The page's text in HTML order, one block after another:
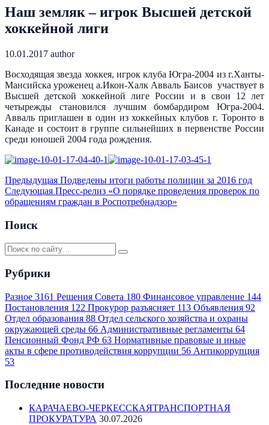
Наш земляк – игрок Высшей детской
хоккейной лиги
10.01.2017 author
Восходящая звезда хоккея, игрок клуба Югра-2004 из г.Ханты-
Мансийска уроженец а.Икон-Халк Авваль Баисов участвует в
Высшей детской хоккейной лиге России и в свои 12 лет
четырежды становился лучшим бомбардиром Югра-2004.
Авваль приглашен в один из хоккейных клубов г. Торонто в
Канаде и состоит в группе сильнейших в первенстве России
среди юношей 2004 года рождения.
Предыдущая Подведены итоги работы полиции за 2016 год
Следующая Пресс-релиз «О порядке проведения проверок по
обращениям граждан в Роспотребнадзор»
Поиск
Рубрики
Разное 3161 Решения Совета 180 Финансовое управление 144
Постановления 122 Прокурор разъясняет 113 Объявления 92
Отдел образования 88 Отдел сельского хозяйства и охраны
окружающей среды 66 Административные регламенты 64
Пенсионный Фонд РФ 63 Нормативные правовые и иные
акты в сфере противодействия коррупции 56 Антикоррупция
53
Последние новости
КАРАЧАЕВО-ЧЕРКЕССКАЯТРАНСПОРТНАЯ
ПРОКУРАТУРА 30.07.2026